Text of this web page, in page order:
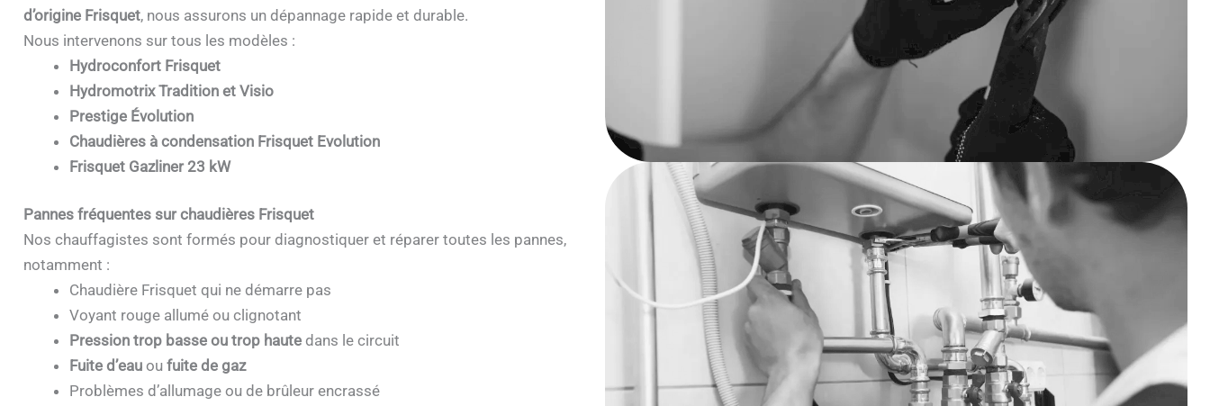
d’origine Frisquet, nous assurons un dépannage rapide et durable.
Nous intervenons sur tous les modèles :
Hydroconfort Frisquet
Hydromotrix Tradition et Visio
Prestige Évolution
Chaudières à condensation Frisquet Evolution
Frisquet Gazliner 23 kW
Pannes fréquentes sur chaudières Frisquet
Nos chauffagistes sont formés pour diagnostiquer et réparer toutes les pannes,
notamment :
Chaudière Frisquet qui ne démarre pas
Voyant rouge allumé ou clignotant
Pression trop basse ou trop hautedans le circuit
Fuite d’eauou fuite de gaz
Problèmes d’allumage ou de brûleur encrassé